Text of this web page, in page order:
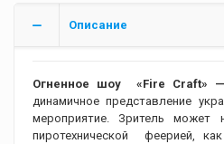
Описание
Огненное шоу «Fire Craft» —
динамичное представление
мероприятие. Зритель может
пиротехнической феерией,